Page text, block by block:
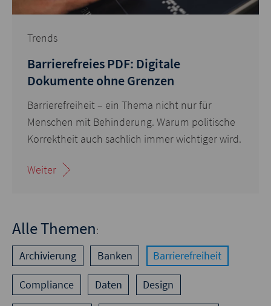
Trends
Barrierefreies PDF: Digitale
Dokumente ohne Grenzen
Barrierefreiheit – ein Thema nicht nur für
Menschen mit Behinderung. Warum politische
Korrektheit auch sachlich immer wichtiger wird.
Weiter
Alle Themen:
Archivierung
Banken Barrierefreiheit
Compliance Daten Design